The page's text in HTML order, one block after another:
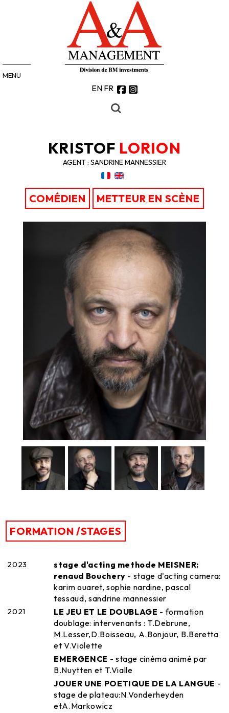
EN FR
MENU
KRISTOF LORION
AGENT : SANDRINE MANNESSIER
COMÉDIEN METTEUR EN SCÈNE
FORMATION /STAGES
2023
stage d'acting methode MEISNER:
renaud Bouchery - stage d'acting camera:
karim ouaret, sophie nardine, pascal
tessaud, sandrine mannessier
2021 LE JEU ET LE DOUBLAGE - formation
doublage: intervenants : T.Debrune,
M.Lesser,D.Boisseau, A.Bonjour, B.Beretta
et V.Violette
EMERGENCE - stage cinéma animé par
B.Nuytten et T.Vialle
JOUER UNE POETIQUE DE LA LANGUE -
stage de plateau:N.Vonderheyden
etA.Markowicz